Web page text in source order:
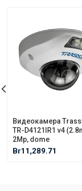
Видеокамера
TR-D4121IR1 v4
2Mp, dome
Br11,289.71